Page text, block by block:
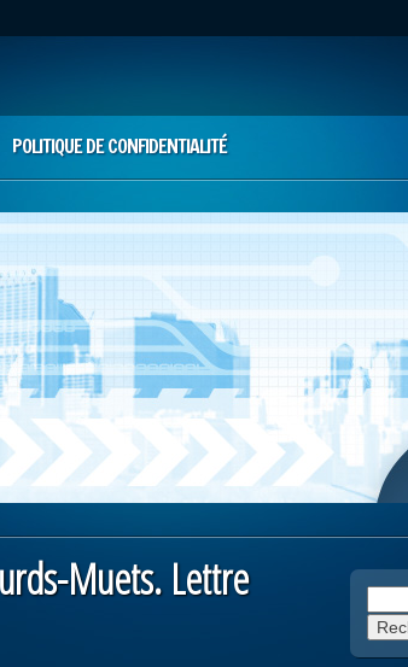
POLITIQUE DE CONFIDENTIALITÉ
Muets. Lettre